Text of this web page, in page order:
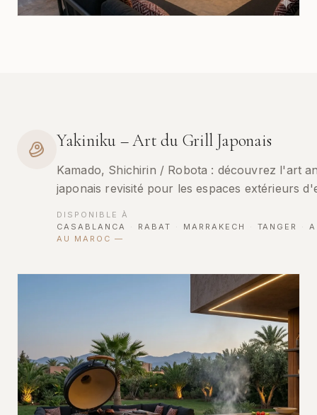
Yakiniku – Art du Grill Japonais
Kamado, Shichirin / Robota : découvrez l'art
japonais revisité pour les espaces extérieurs
DISPONIBLE À
CASABLANCA
· RABAT · MARRAKECH · TANGER ·
AU MAROC —